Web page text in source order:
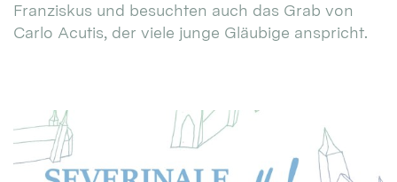
Franziskus und besuchten auch das Grab von
Carlo Acutis, der viele junge Gläubige anspricht.